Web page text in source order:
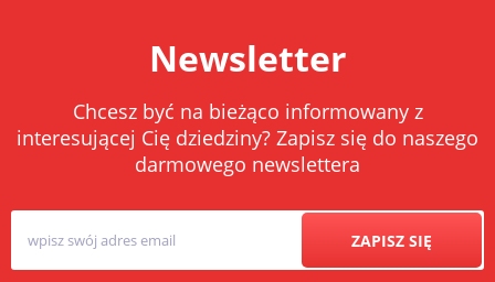
Newsletter
Chcesz być na bieżąco informowany z
interesującej Cię dziedziny? Zapisz się do naszego
darmowego newslettera
ZAPISZ SIĘ